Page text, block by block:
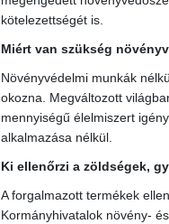
kötelezettségét is.
Miért van szükség
Növényvédelmi munkák
okozna. Megváltozott
mennyiségű élelmiszert
alkalmazása nélkül.
Ki ellenőrzi a zöldségek,
A forgalmazott termékek
Kormányhivatalok növény-